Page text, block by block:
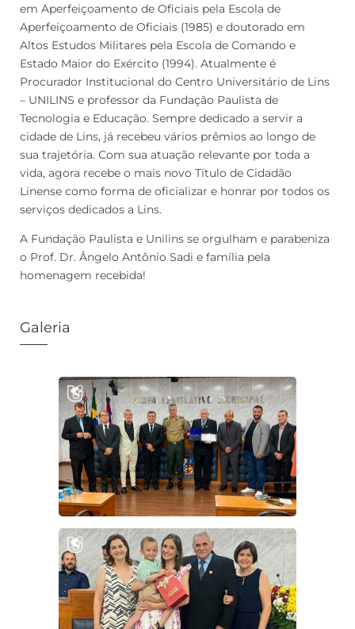
em Aperfeiçoamento de Oficiais pela Escola de
Aperfeiçoamento de Oficiais (1985) e doutorado em
Altos Estudos Militares pela Escola de Comando e
Estado Maior do Exército (1994). Atualmente é
Procurador Institucional do Centro Universitário de Lins
– UNILINS e professor da Fundação Paulista de
Tecnologia e Educação. Sempre dedicado a servir a
cidade de Lins, já recebeu vários prêmios ao longo de
sua trajetória. Com sua atuação relevante por toda a
vida, agora recebe o mais novo Título de Cidadão
Linense como forma de oficializar e honrar por todos os
serviços dedicados a Lins.
A Fundação Paulista e Unilins se orgulham e parabeniza
o Prof. Dr. Ângelo Antônio Sadi e família pela
homenagem recebida!
Galeria